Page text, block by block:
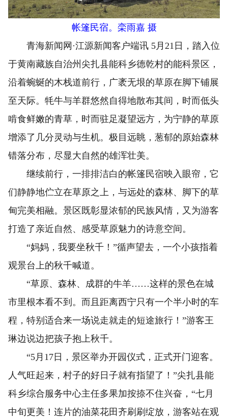
帐篷民宿。栾雨嘉 摄
青海新闻网·江源新闻客户端讯 5月21日，踏入位
于黄南藏族自治州尖扎县能科乡德乾村的能科景区，
沿着蜿蜒的木栈道前行，广袤无垠的草原在脚下铺展
至天际。牦牛与羊群悠然自得地散布其间，时而低头
啃食鲜嫩的青草，时而驻足凝望远方，为宁静的草原
增添了几分灵动与生机。极目远眺，葱郁的原始森林
错落分布，尽显大自然的雄浑壮美。
继续前行，一排排洁白的帐篷民宿映入眼帘，它
们静静地伫立在草原之上，与远处的森林、脚下的草
甸完美相融。景区既彰显浓郁的民族风情，又为游客
打造了亲近自然、感受草原魅力的诗意空间。
“妈妈，我要坐秋千！”循声望去，一个小孩指着
观景台上的秋千喊道。
“草原、森林、成群的牛羊……这样的景色在城
市里根本看不到。而且距离西宁只有一个半小时的车
程，特别适合来一场说走就走的短途旅行！”游客王
琳边说边把孩子抱上秋千。
“5月17日，景区举办开园仪式，正式开门迎客。
人气旺起来，村子的好日子就有指望了！”尖扎县能
科乡综合服务中心主任多果加按捺不住兴奋，“七月
中旬更美！连片的油菜花田齐刷刷绽放，游客站在观